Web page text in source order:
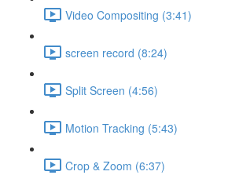
Video Compositing (3:41)
screen record (8:24)
Split Screen (4:56)
Motion Tracking (5:43)
Crop & Zoom (6:37)